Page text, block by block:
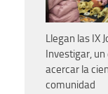
Llegan las IX
Investigar,
acercar la
comunidad